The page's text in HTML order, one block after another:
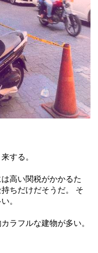
する。
高い関税がかかるた
ちだけだそうだ。 そ
。
ラフルな建物が多い。